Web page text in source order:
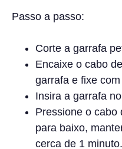
Passo a passo:
Corte a garrafa
Encaixe o cabo
garrafa e fixe
Insira a garrafa
Pressione o cabo
para baixo,
cerca de 1 minuto.